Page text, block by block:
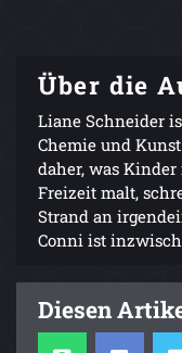
Über die
Liane Schneider
Chemie und
daher, was
Freizeit malt,
Strand an
Conni ist
Diesen